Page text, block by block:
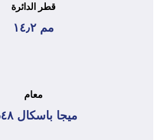
قطر الدائرة
مم ١٤٫٢
معام
ميجا باسكال ٠٫٤٨